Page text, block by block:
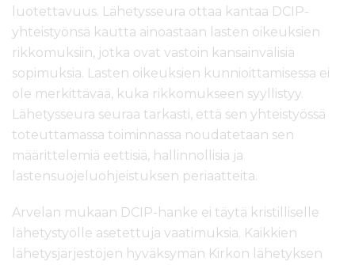
luotettavuus. Lähetysseura ottaa kantaa DCIP-
yhteistyönsä kautta ainoastaan lasten oikeuksien
rikkomuksiin, jotka ovat vastoin kansainvälisiä
sopimuksia. Lasten oikeuksien kunnioittamisessa ei
ole merkittävää, kuka rikkomukseen syyllistyy.
Lähetysseura seuraa tarkasti, että sen yhteistyössä
toteuttamassa toiminnassa noudatetaan sen
määrittelemiä eettisiä, hallinnollisia ja
lastensuojeluohjeistuksen periaatteita.
Arvelan mukaan DCIP-hanke ei täytä kristilliselle
lähetystyölle asetettuja vaatimuksia. Kaikkien
lähetysjärjestöjen hyväksymän Kirkon lähetyksen